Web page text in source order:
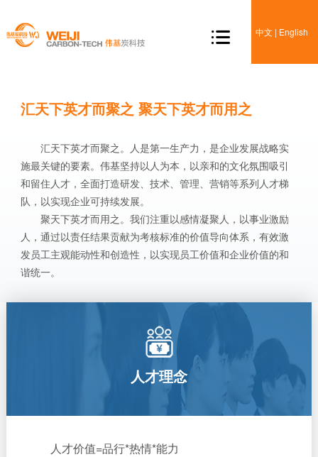
中文 | English

汇天下英才而聚之 聚天下英才而用之
汇天下英才而聚之。人是第一生产力，是企业发展战略实
施最关键的要素。伟基坚持以人为本，以亲和的文化氛围吸引
和留住人才，全面打造研发、技术、管理、营销等系列人才梯
队，以实现企业可持续发展。
聚天下英才而用之。我们注重以感情凝聚人，以事业激励
人，通过以责任结果贡献为考核标准的价值导向体系，有效激
发员工主观能动性和创造性，以实现员工价值和企业价值的和
谐统一。
人才理念
人才价值=品行*热情*能力